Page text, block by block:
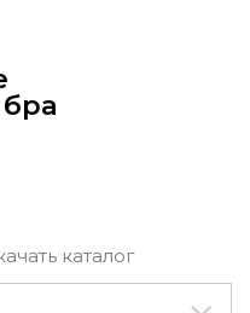
каталог